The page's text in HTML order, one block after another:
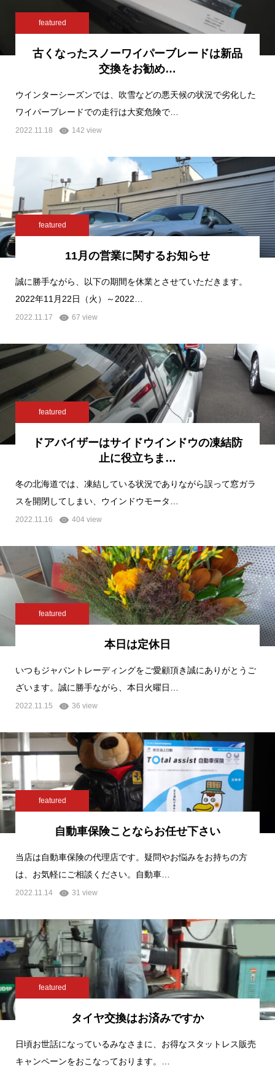
featured
古くなったスノーワイパーブレードは新品
交換をお勧め…
ウインターシーズンでは、吹雪などの悪天候の状況で劣化した
ワイパーブレードでの走行は大変危険で…
2022.11.18 142 view
featured
11月の営業に関するお知らせ
誠に勝手ながら、以下の期間を休業とさせていただきます。
2022年11月22日（火）～2022…
2022.11.17 67 view
featured
ドアバイザーはサイドウインドウの凍結防
止に役立ちま…
冬の北海道では、凍結している状況でありながら誤って窓ガラ
スを開閉してしまい、ウインドウモータ…
2022.11.16 404 view
featured
本日は定休日
いつもジャパントレーディングをご愛顧頂き誠にありがとうご
ざいます。誠に勝手ながら、本日火曜日…
2022.11.15 36 view
featured
自動車保険ことならお任せ下さい
当店は自動車保険の代理店です。疑問やお悩みをお持ちの方
は、お気軽にご相談ください。自動車…
2022.11.14 31 view
featured
タイヤ交換はお済みですか
日頃お世話になっているみなさまに、お得なスタットレス販売
キャンペーンをおこなっております。…